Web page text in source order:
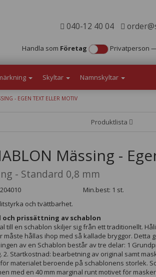
040-12 40 04
Handla som Företag Privatperson
Skyltar Namnskyltar
- EGEN TEXT ELLER MOTIV
Produktlista
Mässing -
- Standard 0,8 mm
Min.best: 1 st.
och tvättbarhet.
och prissättning av schablon
till en schablon skiljer sig från ett traditionellt.
måste hållas ihop med så kallade bryggor. Detta
av en Schablon består av tre delar: 1
2. Startkostnad: bearbetning av original samt
materialet beroende på schablonens storlek.
med en 40 mm marginal runt motivet för